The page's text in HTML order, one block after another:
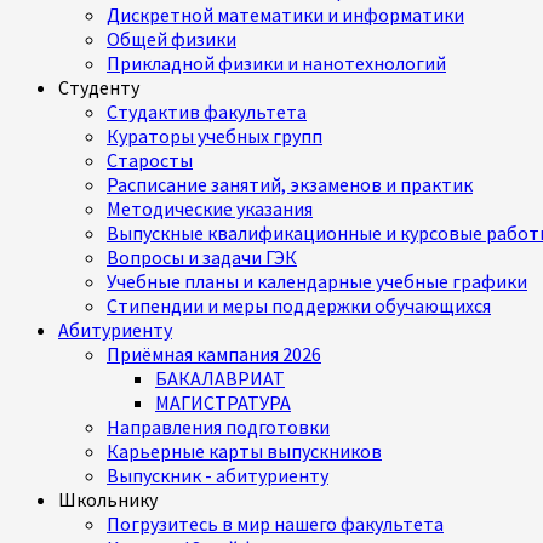
Дискретной математики и информатики
Общей физики
Прикладной физики и нанотехнологий
Студенту
Студактив факультета
Кураторы учебных групп
Старосты
Расписание занятий, экзаменов и практик
Методические указания
Выпускные квалификационные и курсовые
Вопросы и задачи ГЭК
Учебные планы и календарные учебные графики
Стипендии и меры поддержки обучающихся
Абитуриенту
Приёмная кампания 2026
БАКАЛАВРИАТ
МАГИСТРАТУРА
Направления подготовки
Карьерные карты выпускников
Выпускник - абитуриенту
Школьнику
Погрузитесь в мир нашего факультета